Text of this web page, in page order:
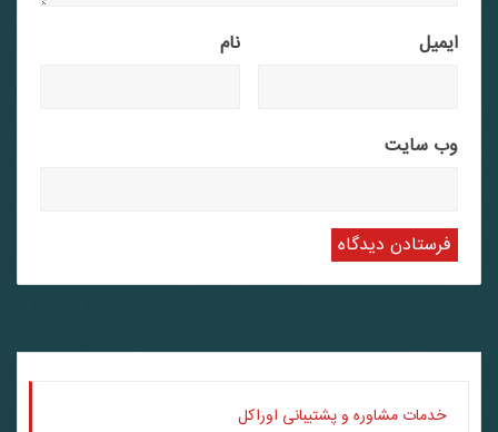
ایمیل
وب‌ سایت
خدمات مشاوره و پشتیبانی اوراکل